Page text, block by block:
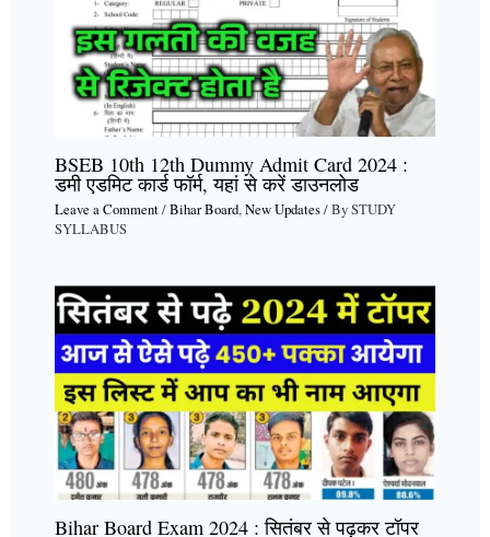
BSEB 10th 12th Dummy Admit Card 2024 :
डमी एडमिट कार्ड फॉर्म, यहां से करें डाउनलोड
Leave a Comment/Bihar Board,New Updates/ BySTUDY
SYLLABUS
Bihar Board Exam 2024 : सितंबर से पढ़कर टॉपर